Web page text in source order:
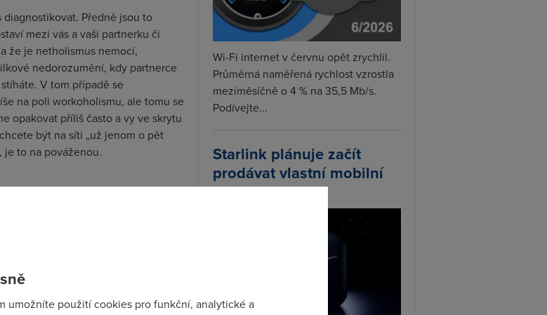
Předně jsou to
mezi vás a vaši partnerku či
že je netholismus nemocí,
nedorozumění, kdy partnerce
V tom případě se
na poli workoholismu, ale tomu se
opakovat příliš často a vy ve skrytu
být na síti „už jenom o pět
je to na pováženou.
netholismus. Máte-li podat
pracovat soustavně alespoň půl
zda vám nepřišel mail a jestli
válku, máte zřejmě problém.
sociálních sítích, ale to už je
než jeho obecnější podoba.
to závislost na internetové
Wi-Fi internet v červnu opět zrychlil.
Průměrná naměřená rychlost vzrostla
meziměsíčně o 4 % na 35,5 Mb/s.
Podívejte...
Starlink plánuje začít
prodávat vlastní mobilní
tarify
umožníte použití cookies pro funkční, analytické a